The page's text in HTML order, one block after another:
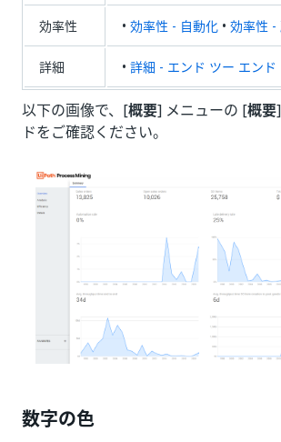
効率性 • 効率性 - 自動化 • 効率性 -
詳細 • 詳細 - エンド ツー エンド
以下の画像で、[概要] メニューの [概要
ドをご確認ください。
数字の色